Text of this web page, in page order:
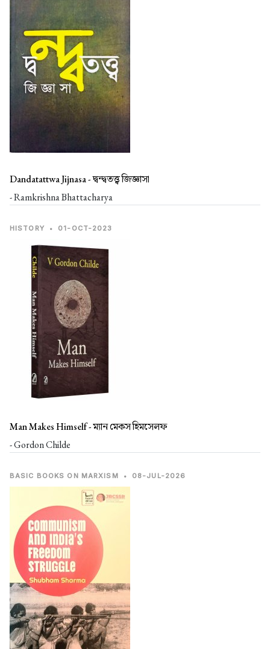
Dandatattwa Jijnasa -দ্বন্দ্বতত্ত্ব জিজ্ঞাসা
- Ramkrishna Bhattacharya
HISTORY • 01-OCT-2023
Man Makes Himself -ম্যান মেকস হিমসেলফ
- Gordon Childe
BASIC BOOKS ON MARXISM • 08-JUL-2026